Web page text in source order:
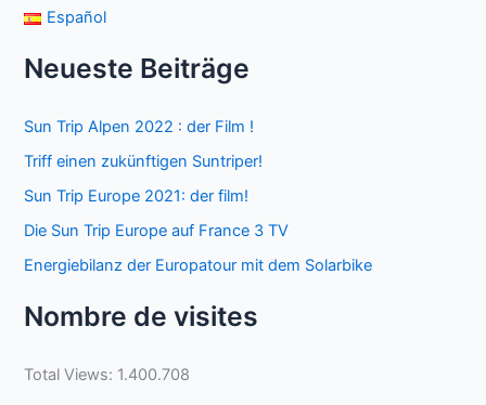
Español
Neueste Beiträge
Sun Trip Alpen 2022 : der Film !
Triff einen zukünftigen Suntriper!
Sun Trip Europe 2021: der film!
Die Sun Trip Europe auf France 3 TV
Energiebilanz der Europatour mit dem Solarbike
Nombre de visites
Total Views: 1.400.708